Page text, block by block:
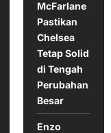
McFarlane
Pastikan
Chelsea
Tetap Solid
di Tengah
Perubahan
Besar
Enzo